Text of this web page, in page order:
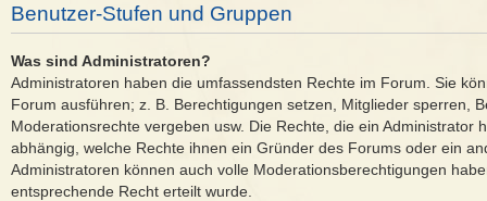
Benutzer-Stufen und Gruppen
Was sind Administratoren?
Administratoren haben die umfassendsten Rechte im Forum. Sie
Forum ausführen; z. B. Berechtigungen setzen, Mitglieder sperren,
Moderationsrechte vergeben usw. Die Rechte, die ein Administrator
abhängig, welche Rechte ihnen ein Gründer des Forums oder ein
Administratoren können auch volle Moderationsberechtigungen
entsprechende Recht erteilt wurde.